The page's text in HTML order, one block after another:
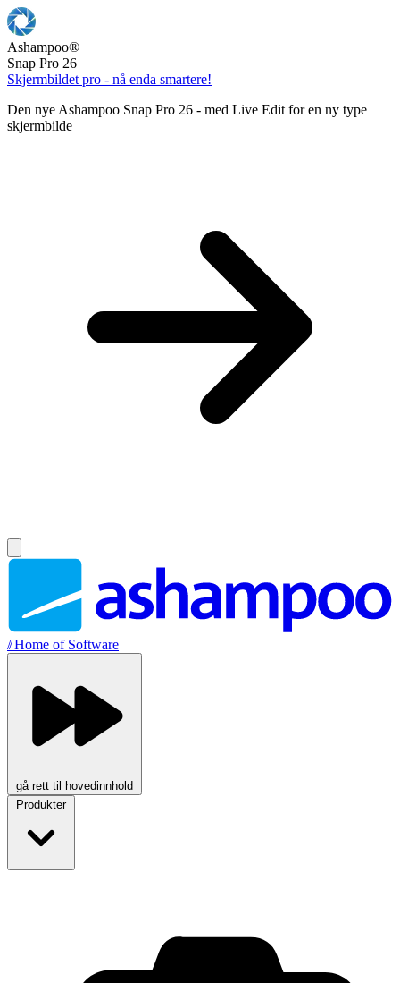
Ashampoo®
Snap Pro 26
Skjermbildet pro - nå enda smartere!
Den nye Ashampoo Snap Pro 26 - med Live Edit for en ny type
skjermbilde
//Home of Software
gå rett til hovedinnhold
Produkter